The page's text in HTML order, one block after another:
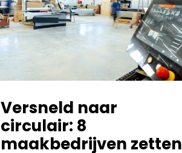
Versneld naar
circulair: 8
maakbedrijven zetten